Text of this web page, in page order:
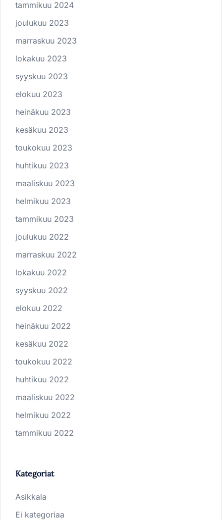
tammikuu 2024
joulukuu 2023
marraskuu 2023
lokakuu 2023
syyskuu 2023
elokuu 2023
heinäkuu 2023
kesäkuu 2023
toukokuu 2023
huhtikuu 2023
maaliskuu 2023
helmikuu 2023
tammikuu 2023
joulukuu 2022
marraskuu 2022
lokakuu 2022
syyskuu 2022
elokuu 2022
heinäkuu 2022
kesäkuu 2022
toukokuu 2022
huhtikuu 2022
maaliskuu 2022
helmikuu 2022
tammikuu 2022
Kategoriat
Asikkala
Ei kategoriaa